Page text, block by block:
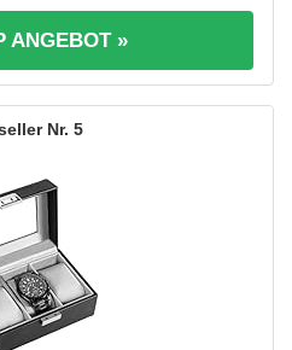
ANGEBOT »
5